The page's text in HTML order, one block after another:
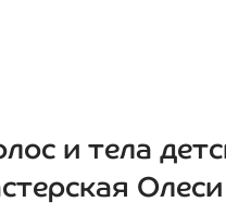
и тела
Олеси